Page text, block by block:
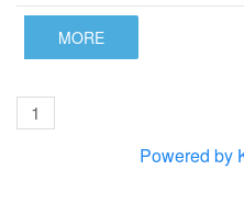
MORE
1
Powered by